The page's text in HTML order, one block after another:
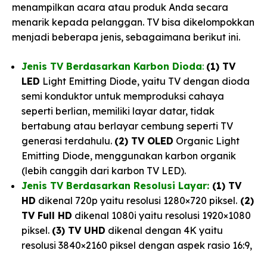
menampilkan acara atau produk Anda secara
menarik kepada pelanggan. TV bisa dikelompokkan
menjadi beberapa jenis, sebagaimana berikut ini.
Jenis TV Berdasarkan Karbon Dioda: (1) TV
LED Light Emitting Diode, yaitu TV dengan dioda
semi konduktor untuk memproduksi cahaya
seperti berlian, memiliki layar datar, tidak
bertabung atau berlayar cembung seperti TV
generasi terdahulu. (2) TV OLED Organic Light
Emitting Diode, menggunakan karbon organik
(lebih canggih dari karbon TV LED).
Jenis TV Berdasarkan Resolusi Layar: (1) TV
HD dikenal 720p yaitu resolusi 1280×720 piksel. (2)
TV Full HD dikenal 1080i yaitu resolusi 1920×1080
piksel. (3) TV UHD dikenal dengan 4K yaitu
resolusi 3840×2160 piksel dengan aspek rasio 16:9,